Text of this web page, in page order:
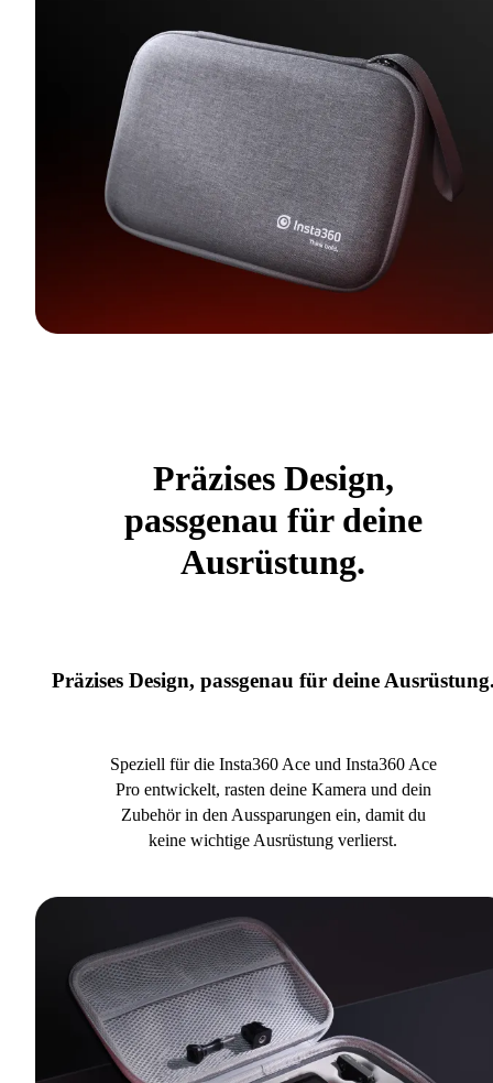
Präzises Design,
passgenau für deine
Ausrüstung.
Präzises Design, passgenau für deine
Speziell für die Insta360 Ace und Insta360 Ace
Pro entwickelt, rasten deine Kamera und dein
Zubehör in den Aussparungen ein, damit du
keine wichtige Ausrüstung verlierst.